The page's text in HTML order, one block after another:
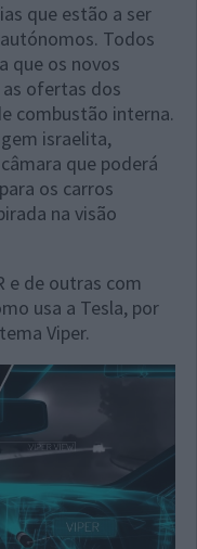
que estão a ser
Todos
que os novos
ofertas dos
combustão interna.
israelita,
que poderá
os carros
na visão
e de outras com
usa a Tesla, por
Viper.